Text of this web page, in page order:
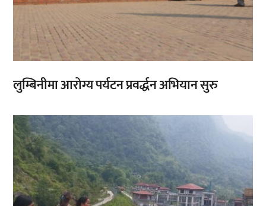
लुम्बिनीमा आरोग्य पर्यटन प्रवर्द्धन अभियान सुरु
, ,